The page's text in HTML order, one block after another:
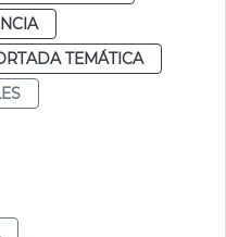
TEMÁTICA